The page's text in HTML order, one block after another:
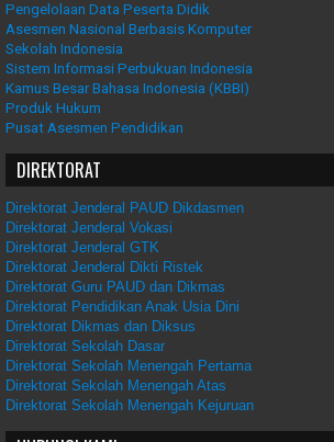
Pengelolaan Data Peserta Didik
Asesmen Nasional Berbasis Komputer
Sekolah Indonesia
Sistem Informasi Perbukuan Indonesia
Kamus Besar Bahasa Indonesia (KBBI)
Produk Hukum
Pusat Asesmen Pendidikan
DIREKTORAT
Direktorat Jenderal PAUD Dikdasmen
Direktorat Jenderal Vokasi
Direktorat Jenderal GTK
Direktorat Jenderal Dikti Ristek
Direktorat Guru PAUD dan Dikmas
Direktorat Pendidikan Anak Usia Dini
Direktorat Dikmas dan Diksus
Direktorat Sekolah Dasar
Direktorat Sekolah Menengah Pertama
Direktorat Sekolah Menengah Atas
Direktorat Sekolah Menengah Kejuruan